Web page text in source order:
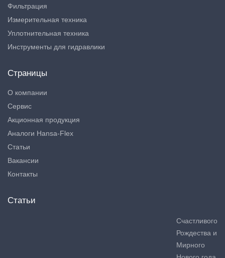
Фильтрация
Измерительная техника
Уплотнительная техника
Инструменты для гидравлики
Страницы
О компании
Сервис
Акционная продукция
Аналоги Hansa-Flex
Статьи
Вакансии
Контакты
Статьи
Счастливого
Рождества и
Мирного